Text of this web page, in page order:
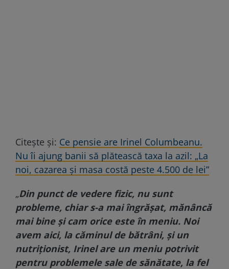
Citește și: Ce pensie are Irinel Columbeanu.
Nu îi ajung banii să plătească taxa la azil: „La
noi, cazarea și masa costă peste 4.500 de lei”
„Din punct de vedere fizic, nu sunt
probleme, chiar s-a mai îngrășat, mănâncă
mai bine și cam orice este în meniu. Noi
avem aici, la căminul de bătrâni, și un
nutriționist, Irinel are un meniu potrivit
pentru problemele sale de sănătate, la fel